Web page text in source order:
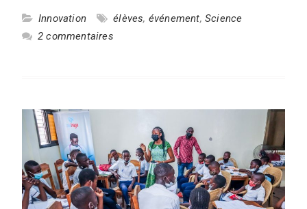
Innovation élèves, événement, Science
2 commentaires